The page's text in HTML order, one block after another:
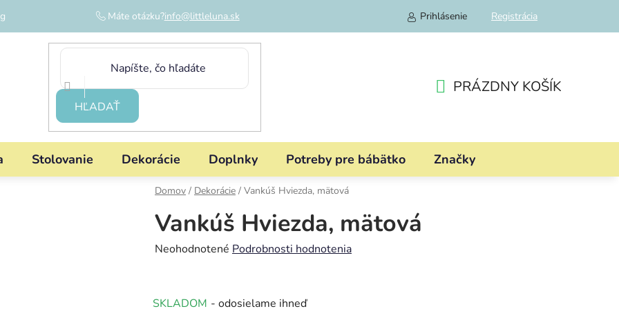
Máte otázku?info@littleluna.sk Prihlásenie Registrácia
HĽADAŤ
KOŠÍK
PRÁZDNY KOŠÍK
Stolovanie Dekorácie Doplnky Potreby pre bábätko Značky
Domov / Dekorácie / Vankúš Hviezda, mätová
Vankúš Hviezda, mätová
Priemerné
je
Neohodnotené Podrobnosti hodnotenia
SKLADOM - odosielame ihneď